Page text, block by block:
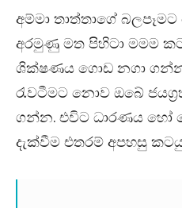
අම්මා තාත්තාගේ
අරමුණු මත පිහිටා මමම
ශික්ෂණය ගොඩ නගා
රැවටීමට නොව ඔබේ
ගන්න. එවිට ධාරණය හෝ
දැක්වීම එතරම් අපහසු